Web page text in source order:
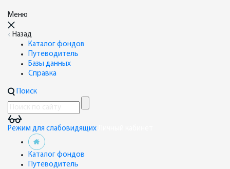
Меню
Назад
Каталог фондов
Путеводитель
Базы данных
Справка
Поиск
Режим для слабовидящих
Каталог фондов
Путеводитель